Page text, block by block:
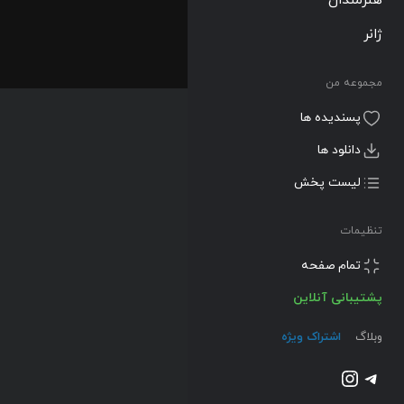
ژانر
مجموعه من
پسندیده ها
دانلود ها
لیست پخش
تنظیمات
تمام صفحه
پشتیبانی آنلاین
وبلاگ اشتراک ویژه
تلگراماینستاگرم